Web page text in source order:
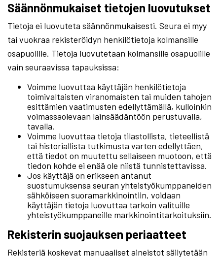
Säännönmukaiset tietojen luovutukset
Tietoja ei luovuteta säännönmukaisesti. Seura ei myy
tai vuokraa rekisteröidyn henkilötietoja kolmansille
osapuolille. Tietoja luovutetaan kolmansille osapuolille
vain seuraavissa tapauksissa:
Voimme luovuttaa käyttäjän henkilötietoja
toimivaltaisten viranomaisten tai muiden tahojen
esittämien vaatimusten edellyttämällä, kulloinkin
voimassaolevaan lainsäädäntöön perustuvalla,
tavalla.
Voimme luovuttaa tietoja tilastollista, tieteellistä
tai historiallista tutkimusta varten edellyttäen,
että tiedot on muutettu sellaiseen muotoon, että
tiedon kohde ei enää ole niistä tunnistettavissa.
Jos käyttäjä on erikseen antanut
suostumuksensa seuran yhteistyökumppaneiden
sähköiseen suoramarkkinointiin, voidaan
käyttäjän tietoja luovuttaa tarkoin valituille
yhteistyökumppaneille markkinointitarkoituksiin.
Rekisterin suojauksen periaatteet
Rekisteriä koskevat manuaaliset aineistot säilytetään